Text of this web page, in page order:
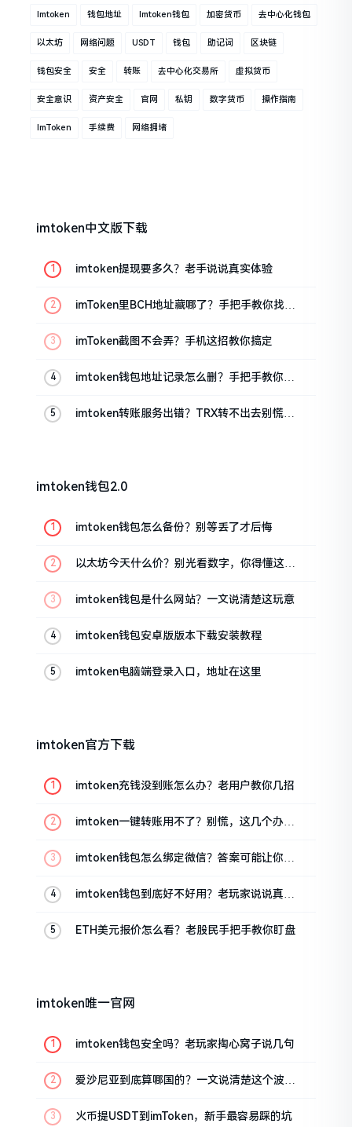
Imtoken 钱包地址 Imtoken钱包 加密货币 去中心化钱包
以太坊 网络问题 USDT 钱包 助记词 区块链
钱包安全 安全 转账 去中心化交易所 虚拟货币
安全意识 资产安全 官网 私钥 数字货币 操作指南
ImToken 手续费 网络拥堵
imtoken中文版下载
imtoken提现要多久？老手说说真实体验
imToken里BCH地址藏哪了？手把手教你找对
imToken截图不会弄？手机这招教你搞定
imtoken钱包地址记录怎么删？手把手教你清
imtoken转账服务出错？TRX转不出去别慌，
imtoken钱包2.0
imtoken钱包怎么备份？别等丢了才后悔
以太坊今天什么价？别光看数字，你得懂这几
imtoken钱包是什么网站？一文说清楚这玩意
imtoken钱包安卓版版本下载安装教程
imtoken电脑端登录入口，地址在这里
imtoken官方下载
imtoken充钱没到账怎么办？老用户教你几招
imtoken一键转账用不了？别慌，这几个办法
imtoken钱包怎么绑定微信？答案可能让你失
imtoken钱包到底好不好用？老玩家说说真实
ETH美元报价怎么看？老股民手把手教你盯盘
imtoken唯一官网
imtoken钱包安全吗？老玩家掏心窝子说几句
爱沙尼亚到底算哪国的？一文说清楚这个波罗
火币提USDT到imToken，新手最容易踩的坑